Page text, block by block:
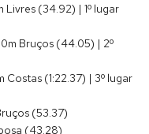
Livres (34.92) | 1º lugar
Bruços (44.05) | 2º
Costas (1:22.37) | 3º lugar
(53.37)
(43.28)